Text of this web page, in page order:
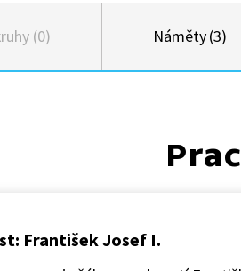
(0) Náměty (3)
František Josef I.